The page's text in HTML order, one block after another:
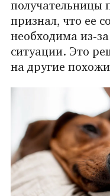
получательницы
признал, что ее
необходима из-
ситуации. Это
на другие